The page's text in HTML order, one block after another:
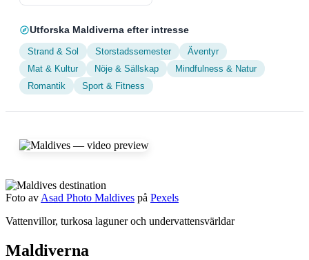
Utforska Maldiverna efter intresse
Strand & Sol Storstadssemester
Äventyr
Mat & Kultur
Nöje & Sällskap
Mindfulness & Natur
Romantik
Sport & Fitness
Foto av Asad Photo Maldives på Pexels
Vattenvillor, turkosa laguner och undervattensvärldar
Maldiverna